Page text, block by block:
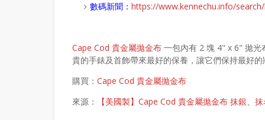
數碼新聞： https://www.kennechu.info/
Cape Cod 貴金屬拋金布 一包內有 2 塊 4" x 6" 拋光
貴的手錶及首飾帶來最好的保養，讓它們保持最好的
購買： Cape Cod 貴金屬拋金布
來源：
【美國製】Cape Cod 貴金屬拋金布 抹銀、